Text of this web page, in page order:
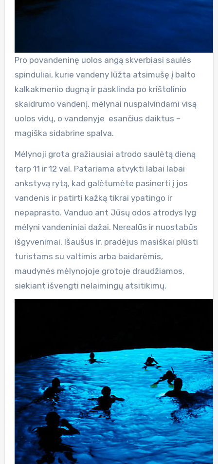
Pro povandeninę uolos angą skverbiasi saulės
spinduliai, kurie vandeny lūžta atsimušę į balto
kalkakmenio dugną ir pasklinda po krištolinio
skaidrumo vandenį, mėlynai nuspalvindami visą
uolos vidų, o vandenyje esančius daiktus –
magiška sidabrine spalva.
Mėlynoji grota gražiausiai atrodo saulėtą dieną
tarp 11 ir 12 val. Patariama atvykti labai labai
ankstyvą rytą, kad galėtumėte pasinerti į jos
vandenis ir patirti kažką tikrai ypatingo ir
nepaprasto. Vanduo ant Jūsų odos atrodys lyg
mėlyni vandeniniai dažai. Nerealūs ir nuostabūs
išgyvenimai. Išaušus ir, pradėjus masiškai plūsti
turistams su valtimis arba baidarėmis,
maudynės mėlynojoje grotoje draudžiamos,
siekiant išvengti nelaimingų atsitikimų.